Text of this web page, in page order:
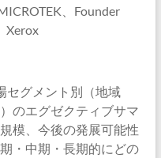
、Founder
Xerox
セグメント別（地域
のエグゼクティブサマ
模、今後の発展可能性
・中期・長期的にどの